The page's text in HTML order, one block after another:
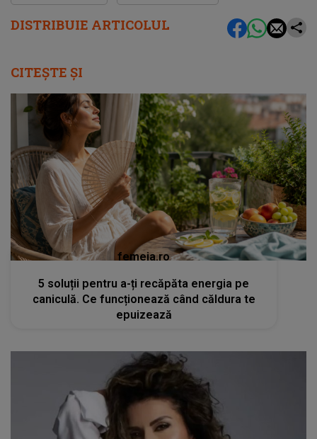
DISTRIBUIE ARTICOLUL
CITEȘTE ȘI
femeia.ro
5 soluții pentru a-ți recăpăta energia pe
caniculă. Ce funcționează când căldura te
epuizează